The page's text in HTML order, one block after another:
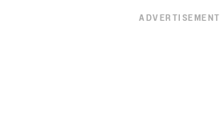
ADVERTISEMENT